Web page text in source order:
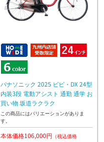
パナソニック 2025 ビビ・DX 24型
内装3段 電動アシスト 通勤 通学 お
買い物 坂道ラクラク
この商品にはバリエーションがありま
す。
本体価格106,000円 （税込価格